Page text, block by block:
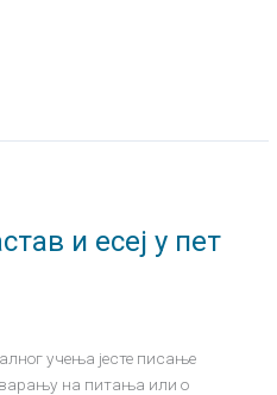
и есеј у пет
учења јесте писање
на питања или о